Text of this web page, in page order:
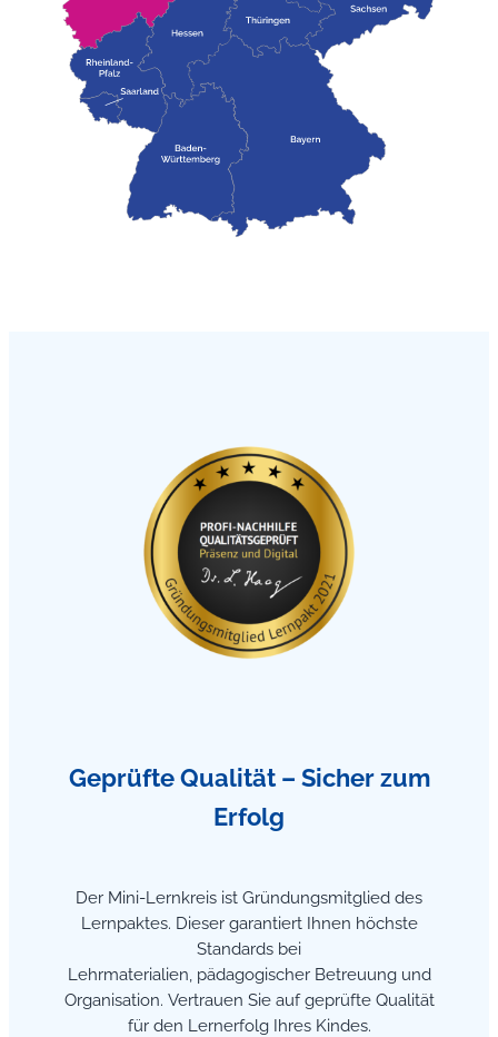
Geprüfte Qualität – Sicher zum
Erfolg
Der Mini-Lernkreis ist Gründungsmitglied des
Lernpaktes. Dieser garantiert Ihnen höchste
Standards bei
Lehrmaterialien, pädagogischer Betreuung und
Organisation. Vertrauen Sie auf geprüfte Qualität
für den Lernerfolg Ihres Kindes.